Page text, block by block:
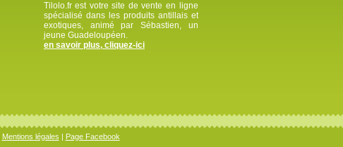
Tilolo.fr est votre site de vente en ligne
spécialisé dans les produits antillais et
exotiques, animé par Sébastien, un
jeune Guadeloupéen.
en savoir plus, cliquez-ici
Mentions légales | Page Facebook